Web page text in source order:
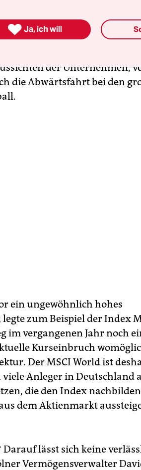
die Apple-Bilanz darunter
der Unternehmen,
die Abwärtsfahrt bei den
ein ungewöhnlich hohes
zum Beispiel der Index
im vergangenen Jahr noch
Kurseinbruch
Der MSCI World ist
Anleger in Deutschland
die den Index
dem Aktienmarkt
lässt sich keine
Vermögensverwalter
 Ja, ich will